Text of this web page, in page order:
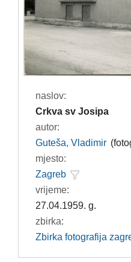
naslov:
Crkva sv Josipa
autor:
Guteša, Vladimir
mjesto:
Zagreb
vrijeme:
27.04.1959. g.
zbirka:
Zbirka fotografija